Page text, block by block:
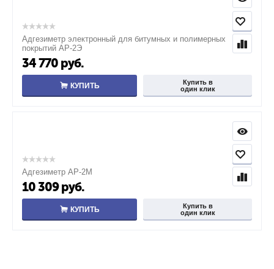
Адгезиметр электронный для битумных и полимерных
покрытий АР-2Э
34 770 руб.
КУПИТЬ
Купить в
один клик
Адгезиметр АР-2М
10 309 руб.
КУПИТЬ
Купить в
один клик